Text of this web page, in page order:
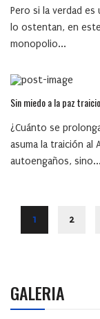
Pero si la verdad
lo ostentan, en
monopolio...
Sin miedo a la paz
¿Cuánto se
asuma la traición al
autoengaños, sino...
1 2
GALERIA